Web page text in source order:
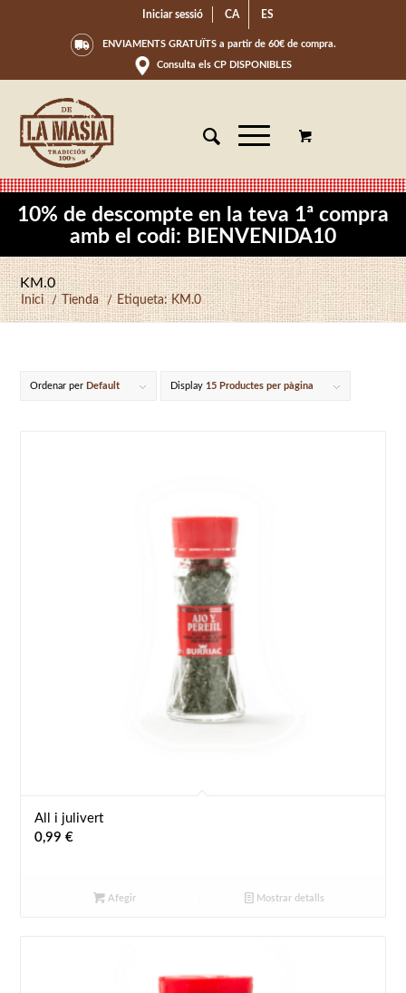
Iniciar sessió CA ES
ENVIAMENTS GRATUÏTS a partir de 60€ de compra.
Consulta els CP DISPONIBLES
10% de descompte en la teva 1ª compra
amb el codi: BIENVENIDA10
KM.0
Inici / Tienda / Etiqueta: KM.0
Ordenar per Default Display 15 Productes per pàgina
All i julivert
0,99€
Afegir Mostrar detalls